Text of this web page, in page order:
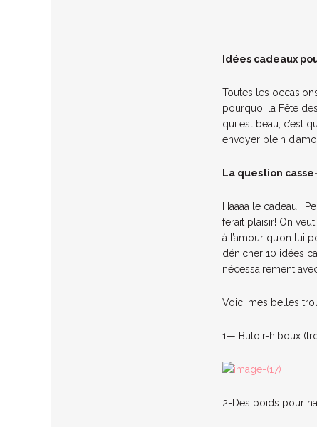
Idées cadeaux
Toutes les
pourquoi la Fête
qui est beau, c’est
envoyer plein
La question
Haaaa le cadeau !
ferait plaisir! On
à l’amour qu’on lui
dénicher 10 idées
nécessairement
Voici mes belles
1— Butoir-hiboux
2-Des poids pour